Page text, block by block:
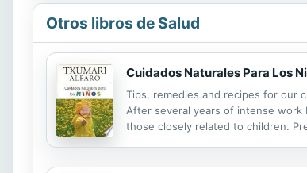
Otros libros de Salud
Cuidados Naturales Para Los
Tips, remedies and recipes for our
After several years of intense work
those closely related to children.